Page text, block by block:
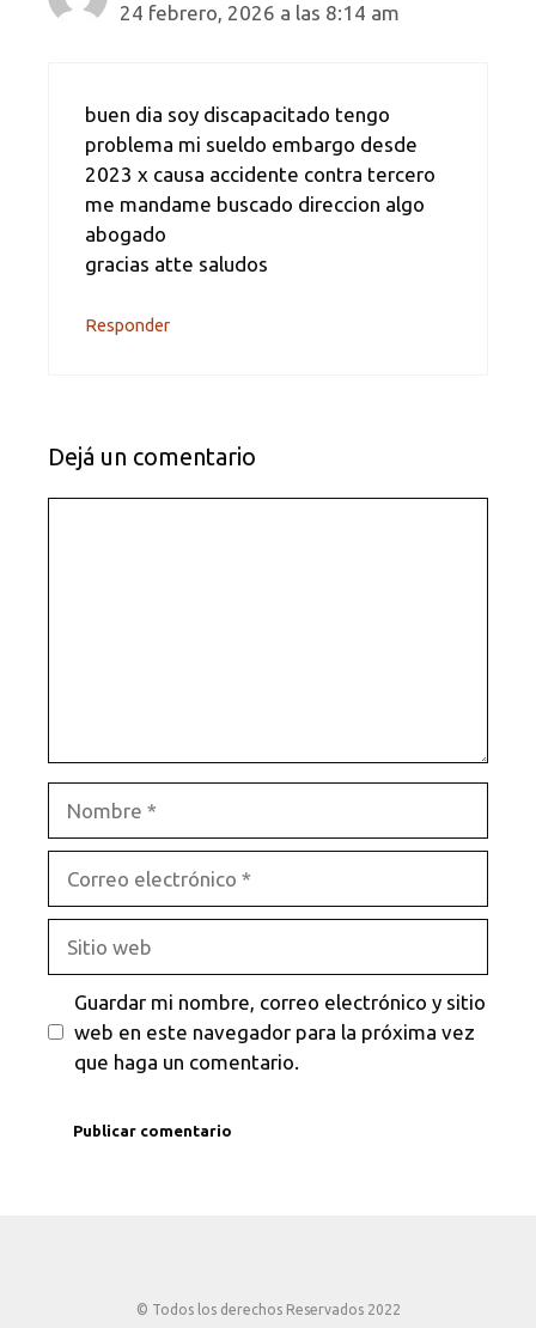
24 febrero, 2026 a las 8:14 am
buen dia soy discapacitado tengo
problema mi sueldo embargo desde
2023 x causa accidente contra tercero
me mandame buscado direccion algo
abogado
gracias atte saludos
Responder
Dejá un comentario
electrónico
web
Guardar mi nombre, correo electrónico y sitio
web en este navegador para la próxima vez
que haga un comentario.
© Todos los derechos Reservados 2022